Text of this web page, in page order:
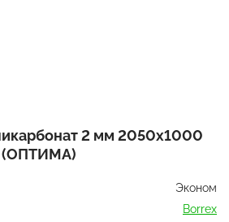
2 мм 2050х1000
(ОПТИМА)
Эконом
Borrex